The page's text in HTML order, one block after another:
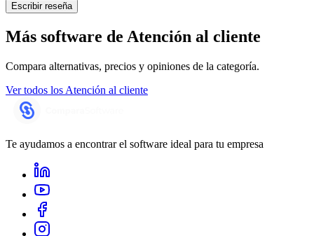
Escribir reseña
Más software de Atención al cliente
Compara alternativas, precios y opiniones de la categoría.
Ver todos los Atención al cliente
Te ayudamos a encontrar el software ideal para tu empresa